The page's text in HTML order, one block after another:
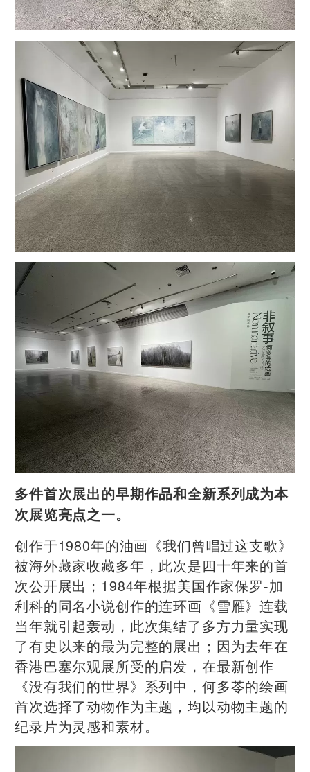
多件首次展出的早期作品和全新系列成为本
次展览亮点之一。
创作于1980年的油画《我们曾唱过这支歌》
被海外藏家收藏多年，此次是四十年来的首
次公开展出；1984年根据美国作家保罗-加
利科的同名小说创作的连环画《雪雁》连载
当年就引起轰动，此次集结了多方力量实现
了有史以来的最为完整的展出；因为去年在
香港巴塞尔观展所受的启发，在最新创作
《没有我们的世界》系列中，何多苓的绘画
首次选择了动物作为主题，均以动物主题的
纪录片为灵感和素材。